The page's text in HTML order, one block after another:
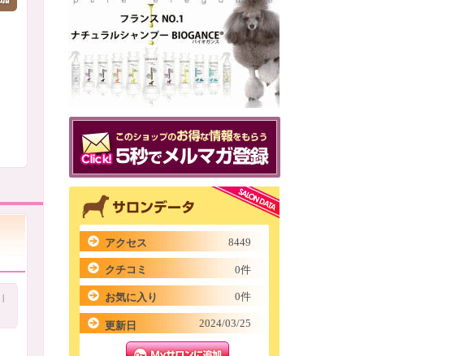
アクセス 8449
クチコミ 0件
お気に入り 0件
更新日 2024/03/25